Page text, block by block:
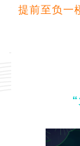
提前至负一